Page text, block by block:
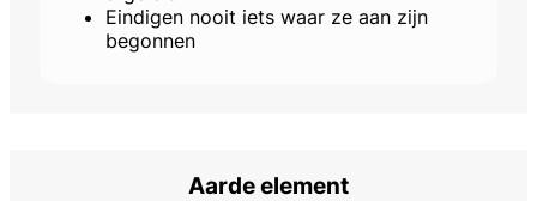
Eindigen nooit iets waar ze aan zijn
begonnen
Aarde element